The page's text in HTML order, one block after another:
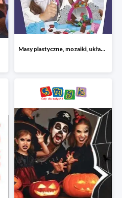
Masy plastyczne, mozaiki, układanki do -45%